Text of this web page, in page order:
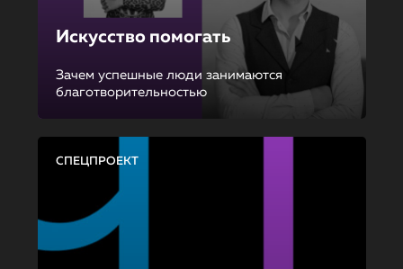
Искусство помогать
Зачем успешные люди занимаются
благотворительностью
СПЕЦПРОЕКТ